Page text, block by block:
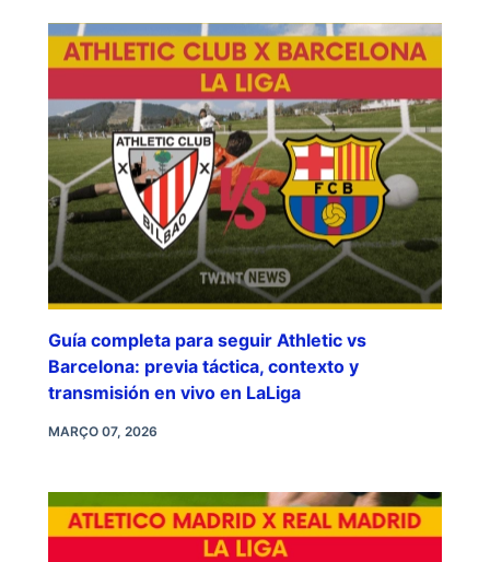
Guía completa para seguir Athletic vs
Barcelona: previa táctica, contexto y
transmisión en vivo en LaLiga
MARÇO 07, 2026